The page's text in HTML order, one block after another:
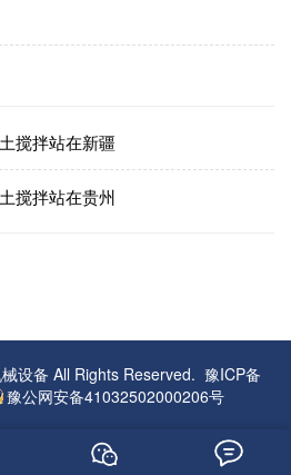
搅拌站在新疆
搅拌站在贵州
设备 All Rights Reserved. 豫ICP备
豫公网安备41032502000206号